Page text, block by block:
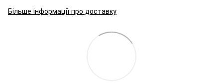
Більше інформації про доставку